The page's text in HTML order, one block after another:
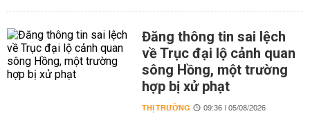
Đăng thông tin sai lệch
về Trục đại lộ cảnh quan
sông Hồng, một trường
hợp bị xử phạt
THỊ TRƯỜNG 09:36 | 05/08/2026